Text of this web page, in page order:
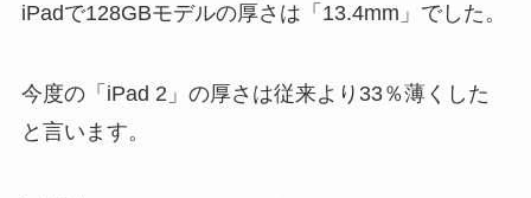
iPadで128GBモデルの厚さは「13.4mm」でした。
今度の「iPad 2」の厚さは従来より33％薄くした
と言います。